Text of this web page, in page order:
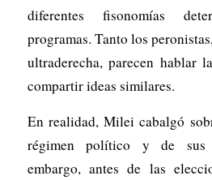
diferentes fisonomías
programas. Tanto los
ultraderecha, parecen hablar
compartir ideas similares.
En realidad, Milei cabalgó
régimen político y de sus
embargo, antes de las